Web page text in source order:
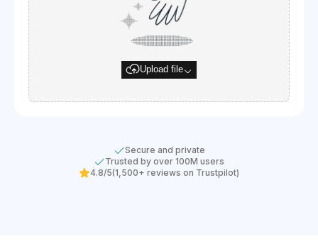
Upload file
Secure and private
Trusted by over 100M users
4.8/5(1,500+ reviews on Trustpilot)